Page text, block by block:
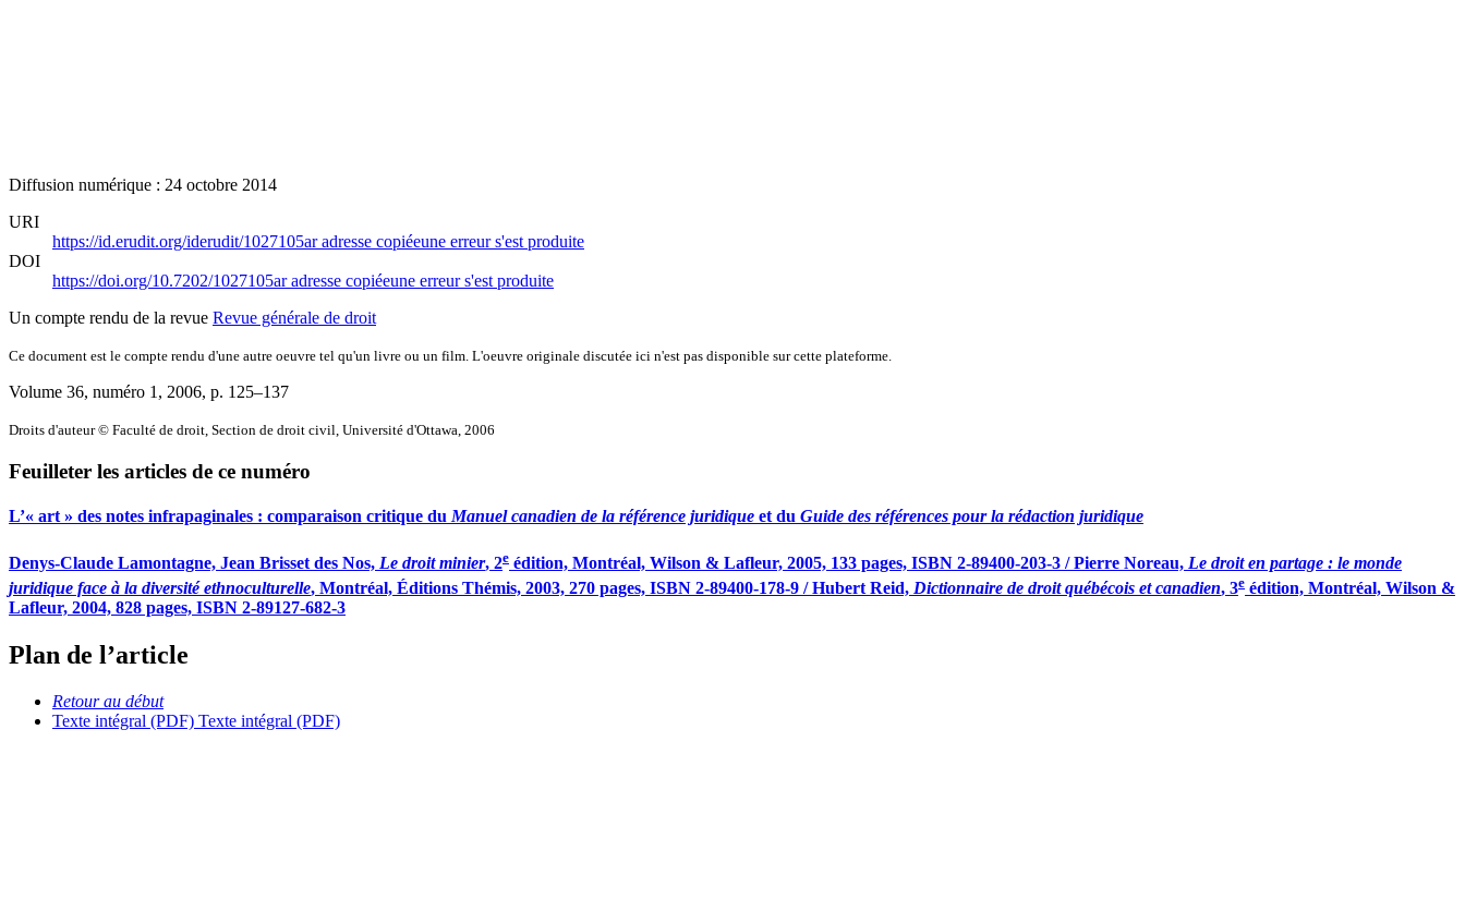
Diffusion numérique : 24 octobre 2014
URI
https://id.erudit.org/iderudit/1027105aradresse copiéeune erreur s'est produite
DOI
https://doi.org/10.7202/1027105aradresse copiéeune erreur s'est produite
Un compte rendu de la revue Revue générale de droit
Ce document est le compte rendu d'une autre oeuvre tel qu'un livre ou un film. L'oeuvre originale discutée ici n'est pas disponible sur cette plateforme.
Volume 36, numéro 1, 2006, p. 125–137
Droits d'auteur © Faculté de droit, Section de droit civil, Université d'Ottawa, 2006
Feuilleter les articles de ce numéro
L’« art » des notes infrapaginales : comparaison critique du Manuel canadien de la référence juridique et du Guide des références pour la rédaction juridique
Denys-Claude Lamontagne, Jean Brisset des Nos, Le droit minier, 2e édition, Montréal, Wilson & Lafleur, 2005, 133 pages, ISBN 2-89400-203-3 / Pierre Noreau, Le droit en partage : le monde
juridique face à la diversité ethnoculturelle, Montréal, Éditions Thémis, 2003, 270 pages, ISBN 2-89400-178-9 / Hubert Reid, Dictionnaire de droit québécois et canadien, 3e édition, Montréal, Wilson &
Lafleur, 2004, 828 pages, ISBN 2-89127-682-3
Plan de l’article
Retour au début
Texte intégral (PDF) Texte intégral (PDF)